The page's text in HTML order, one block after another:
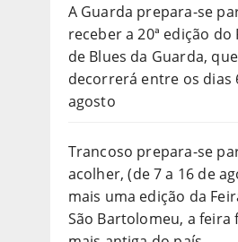
A Guarda prepara-se
receber a 20ª edição do
de Blues da Guarda, que
decorrerá entre os dias
agosto
Trancoso prepara-se
acolher, (de 7 a 16 de
mais uma edição da
São Bartolomeu, a feira